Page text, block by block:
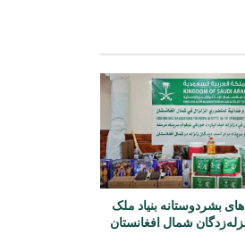
اردوی پاکستان
از روابط
بررسی اسناد و مدارک ۱۷ تاجر و
از پاکستان
در منطقه صنعتی
بشردوستانه بنیاد ملک
شمال افغانستان